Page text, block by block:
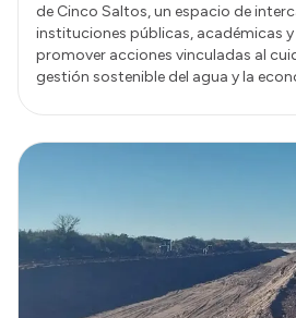
de Cinco Saltos, un espacio de
instituciones públicas, académicas
promover acciones vinculadas al
gestión sostenible del agua y la